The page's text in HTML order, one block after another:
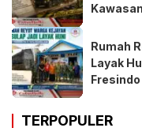
Rumah
Layak
TERPOPULER